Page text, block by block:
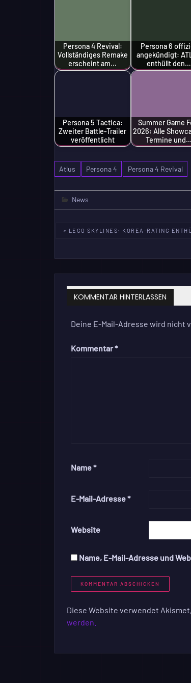
Persona 4 Revival:
Vollständiges Remake
erscheint am…
Persona 6
angekündigt:
enthüllt den…
Persona 5 Tactica:
Zweiter Battle-Trailer
veröffentlicht
Summer Game
2026: Alle
Termine und…
Atlus Persona 4 Persona 4 Revival
News
Beitragsnavigation
« LEGO SKYLINES: KOREA-RATING
KOMMENTAR HINTERLASSEN
Deine E-Mail-Adresse wird nicht
Kommentar*
Name*
E-Mail-Adresse*
Website
Name, E-Mail-Adresse und
Diese Website verwendet
werden.